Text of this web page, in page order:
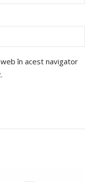
în acest navigator